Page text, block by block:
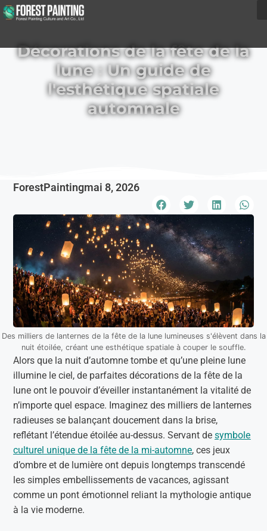
Décorations de la fête de la
lune : Un guide de
l'esthétique spatiale
automnale
ForestPaintingmai 8, 2026
Des milliers de lanternes de la fête de la lune lumineuses s'élèvent dans la
nuit étoilée, créant une esthétique spatiale à couper le souffle.
Alors que la nuit d’automne tombe et qu’une pleine lune
illumine le ciel, de parfaites décorations de la fête de la
lune ont le pouvoir d’éveiller instantanément la vitalité de
n’importe quel espace. Imaginez des milliers de lanternes
radieuses se balançant doucement dans la brise,
reflétant l’étendue étoilée au-dessus. Servant desymbole
culturel unique de la fête de la mi-automne, ces jeux
d’ombre et de lumière ont depuis longtemps transcendé
les simples embellissements de vacances, agissant
comme un pont émotionnel reliant la mythologie antique
à la vie moderne.